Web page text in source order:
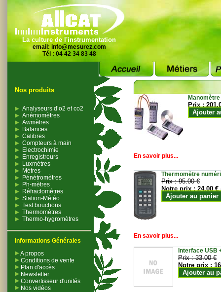
La culture de l'instrumentation
email: info@mesurez.com
Tél : 04 42 34 83 48
Nos produits
Analyseurs d’o2 et co2
Anémomètres
Awmètres
Balances
Calibres
Compteurs à main
Electrochimie
Enregistreurs
Luxmètres
Mètres
Pénétromètres
Ph-mètres
Réfractomètres
Station-Météo
Test bouchons
Thermomètres
Thermo-hygromètres
Informations Générales
A propos
Conditions de vente
Plan d'accès
Newsletter
Convertisseur d'unités
Nos vidéos
Prix :
Ajouter
En savoir plus...
Thermomètre
Prix :95.00 €
Notre prix :24.00 €
Ajouter au panier
En savoir plus...
Interface USB
Prix :33.00 €
Notre prix :
Ajouter au